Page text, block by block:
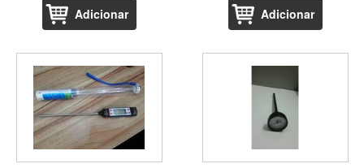
Adicionar Adicionar